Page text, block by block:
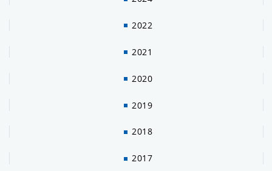
2022
2021
2020
2019
2018
2017